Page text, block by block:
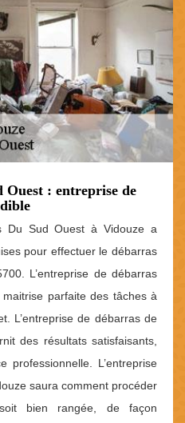
Ouest : entreprise de
Du Sud Ouest à Vidouze a
pour effectuer le débarras
L’entreprise de débarras
parfaite des tâches à
L’entreprise de débarras de
des résultats satisfaisants,
professionnelle. L’entreprise
saura comment procéder
bien rangée, de façon